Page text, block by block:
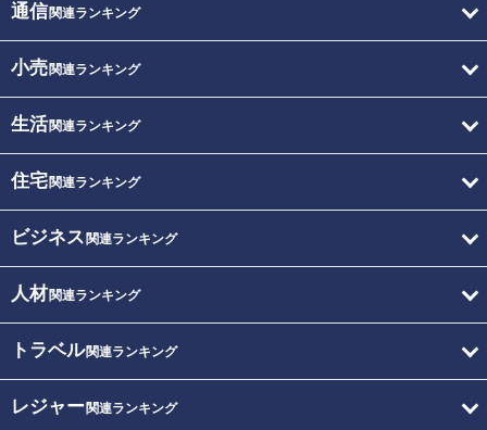
通信関連ランキング
小売関連ランキング
生活関連ランキング
住宅関連ランキング
ビジネス 関連ランキング
人材関連ランキング
トラベル関連ランキング
レジャー関連ランキング